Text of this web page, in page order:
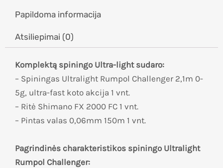
Papildoma informacija
Atsiliepimai (0)
Komplektą spiningo Ultra-lightsudaro:
– Spiningas Ultralight Rumpol Challenger 2,1m 0-
5g, ultra-fast koto akcija 1 vnt.
– Ritė Shimano FX 2000 FC 1 vnt.
– Pintas valas 0,06mm 150m 1 vnt.
Pagrindinės charakteristikos spiningo Ultralight
Rumpol Challenger: